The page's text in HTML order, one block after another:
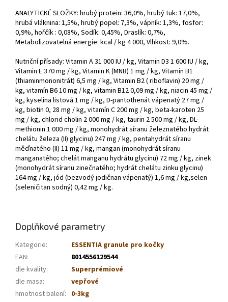
ANALYTICKÉ SLOŽKY: hrubý protein: 36,0%, hrubý tuk: 17,0%,
hrubá vláknina: 1,5%, hrubý popel: 7,3%, vápník: 1,3%, fosfor:
0,9%, hořčík : 0,08%, Sodík: 0,45%, Draslík: 0,7%,
Metabolizovatelná energie: kcal / kg 4 000, Vlhkost: 9,0%.
Nutriční přísady: Vitamin A 31 000 IU / kg, Vitamin D3 1 600 IU / kg,
Vitamin E 370 mg / kg, Vitamin K (MNB) 1 mg / kg, Vitamin B1
(thiaminmononitrát) 6,5 mg / kg, Vitamin B2 ( riboflavin) 20 mg /
kg, vitamín B6 10 mg / kg, vitamin B12 0,09 mg / kg, niacin 45 mg /
kg, kyselina listová 1 mg / kg, D-pantothenát vápenatý 27 mg /
kg, biotin 0, 28 mg / kg, vitamín C 200 mg / kg, beta-karoten 25
mg / kg, chlorid cholin 2 000 mg / kg, taurin 2 500 mg / kg, DL-
methionin 1 000 mg / kg, monohydrát síranu železnatého hydrát
chelátu železa (II) glycinu) 247 mg / kg, pentahydrát síranu
měďnatého (II) 11 mg / kg, mangan (monohydrát síranu
manganatého; chelát manganu hydrátu glycinu) 72 mg / kg, zinek
(monohydrát síranu zinečnatého; hydrát chelátu zinku glycinu)
164 mg / kg, jód (bezvodý jodičnan vápenatý) 1,6 mg / kg,selen
(seleničitan sodný) 0,42 mg / kg.
Doplňkové parametry
Kategorie:
ESSENTIA granule pro kočky
EAN:
8014556129544
dle kvality:
Superprémiové
dle masa:
vepřové
hmotnost balení: 0-3kg